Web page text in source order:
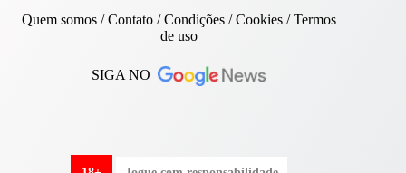
Quem somos/Contato/ Condições /Cookies/Termos
de uso
SIGA NO